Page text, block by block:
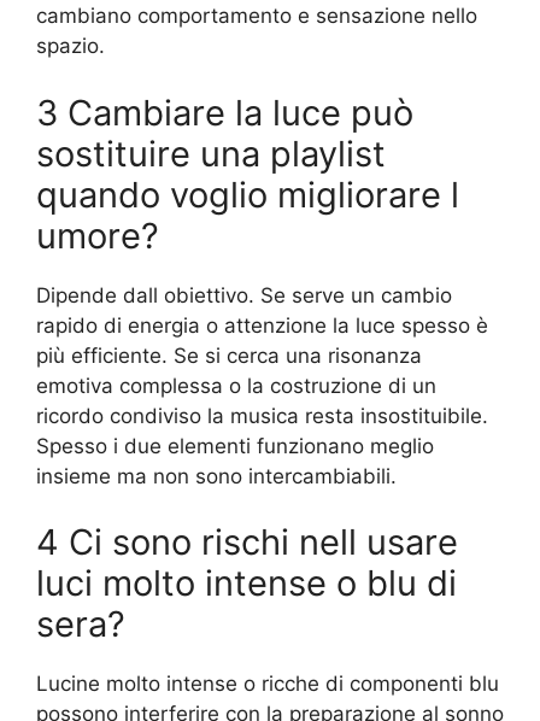
cambiano comportamento e sensazione nello
spazio.
3 Cambiare la luce può
sostituire una playlist
quando voglio migliorare l
umore?
Dipende dall obiettivo. Se serve un cambio
rapido di energia o attenzione la luce spesso è
più efficiente. Se si cerca una risonanza
emotiva complessa o la costruzione di un
ricordo condiviso la musica resta insostituibile.
Spesso i due elementi funzionano meglio
insieme ma non sono intercambiabili.
4 Ci sono rischi nell usare
luci molto intense o blu di
sera?
Lucine molto intense o ricche di componenti blu
possono interferire con la preparazione al sonno